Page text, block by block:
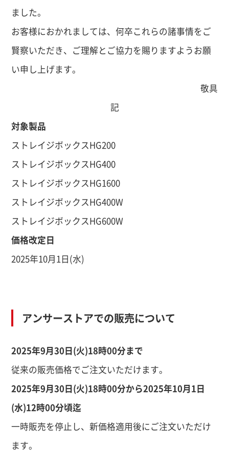
ました。
お客様におかれましては、何卒これらの諸事情をご
賢察いただき、ご理解とご協力を賜りますようお願
い申し上げます。
敬具
記
対象製品
ストレイジボックスHG200
ストレイジボックスHG400
ストレイジボックスHG1600
ストレイジボックスHG400W
ストレイジボックスHG600W
価格改定日
2025年10月1日(水)
アンサーストアでの販売について
2025年9月30日(火)18時00分まで
従来の販売価格でご注文いただけます。
2025年9月30日(火)18時00分から2025年10月1日
(水)12時00分頃迄
一時販売を停止し、新価格適用後にご注文いただけ
ます。